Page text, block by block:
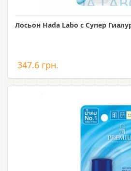
Лосьон Hada Labo с Супер
347.6 грн.